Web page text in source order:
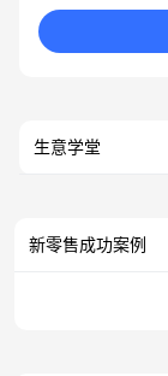
生意学堂
新零售成功案例